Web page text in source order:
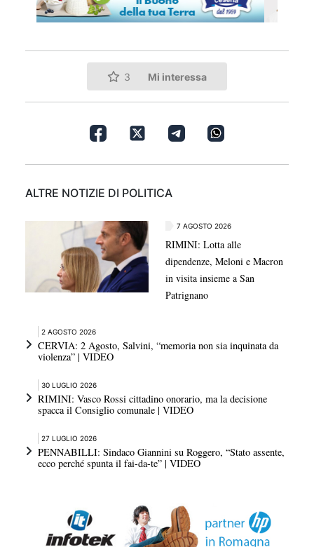
3 Mi interessa
ALTRE NOTIZIE DI POLITICA
7 AGOSTO 2026
RIMINI: Lotta alle
dipendenze, Meloni e Macron
in visita insieme a San
Patrignano
2 AGOSTO 2026
CERVIA: 2 Agosto, Salvini, “memoria non sia inquinata da
violenza” | VIDEO
30 LUGLIO 2026
RIMINI: Vasco Rossi cittadino onorario, ma la decisione
spacca il Consiglio comunale | VIDEO
27 LUGLIO 2026
PENNABILLI: Sindaco Giannini su Roggero, “Stato assente,
ecco perché spunta il fai-da-te” | VIDEO